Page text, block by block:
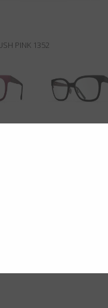
PINK 1352